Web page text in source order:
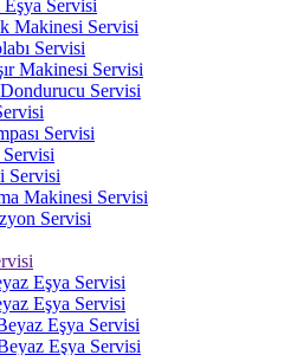
Servisi
Makinesi Servisi
Servisi
Makinesi Servisi
Servisi
Servisi
Servisi
Makinesi Servisi
Servisi
Eşya Servisi
Eşya Servisi
Eşya Servisi
Eşya Servisi